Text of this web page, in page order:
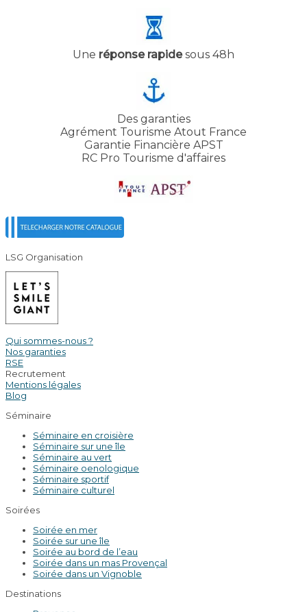
Une réponse rapidesous 48h
Des garanties
Agrément Tourisme Atout France
Garantie Financière APST
RC Pro Tourisme d'affaires
LSG Organisation
Qui sommes-nous ?
Nos garanties
RSE
Recrutement
Mentions légales
Blog
Séminaire
Séminaire en croisière
Séminaire sur une île
Séminaire au vert
Séminaire oenologique
Séminaire sportif
Séminaire culturel
Soirées
Soirée en mer
Soirée sur une île
Soirée au bord de l’eau
Soirée dans un mas Provençal
Soirée dans un Vignoble
Destinations